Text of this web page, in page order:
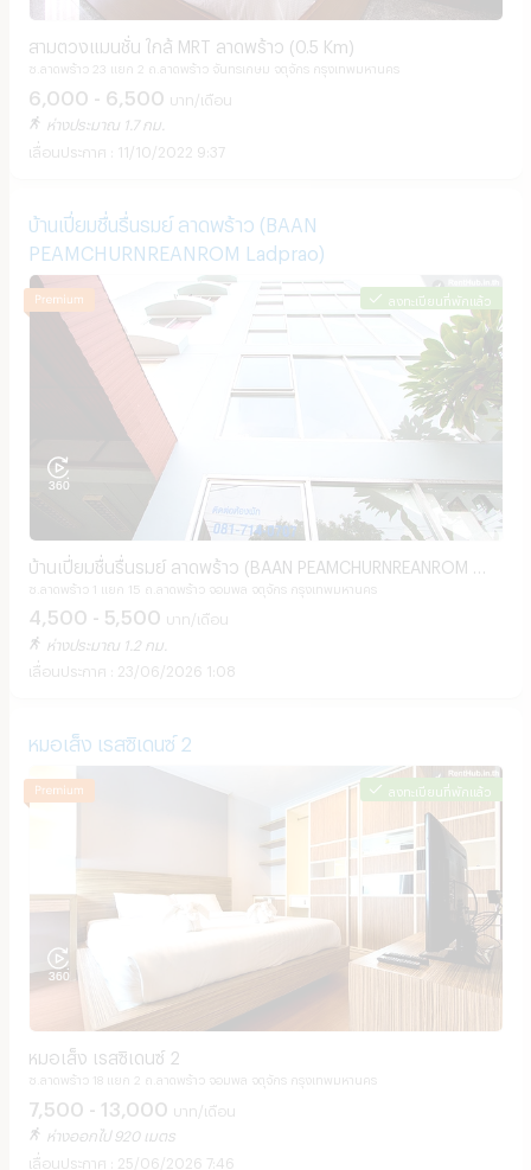
สามตวงแมนชั่น ใกล้ MRT ลาดพร้าว (0.5 Km)
ซ.ลาดพร้าว 23 แยก 2 ถ.ลาดพร้าว จันทรเกษม จตุจักร กรุงเทพมหานคร
6,000 - 6,500 บาท/เดือน
ห่างประมาณ 1.7 กม.
11/10/2022 9:37
บ้านเปี่ยมชื่นรื่นรมย์ ลาดพร้าว (BAAN
PEAMCHURNREANROM ​Ladprao)
ลงทะเบียนที่พักแล้ว
บ้านเปี่ยมชื่นรื่นรมย์ ลาดพร้าว (BAAN PEAMCHURNREANROM ​
Ladprao)
ซ.ลาดพร้าว 1 แยก 15 ถ.ลาดพร้าว จอมพล จตุจักร กรุงเทพมหานคร
4,500 - 5,500 บาท/เดือน
ห่างประมาณ 1.2 กม.
23/06/2026 1:08
หมอเส็ง เรสซิเดนซ์ 2
ลงทะเบียนที่พักแล้ว
หมอเส็ง เรสซิเดนซ์ 2
ซ.ลาดพร้าว 18 แยก 2 ถ.ลาดพร้าว จอมพล จตุจักร กรุงเทพมหานคร
7,500 - 13,000 บาท/เดือน
ห่างออกไป 920 เมตร
25/06/2026 7:46